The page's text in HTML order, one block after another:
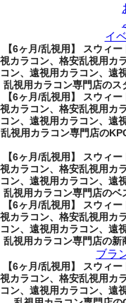
イ
【6ヶ月/乱視用】 スウィ
視カラコン、格安乱視用カ
コン、遠視用カラコン、遠
乱視用カラコン専門店のス
【6ヶ月/乱視用】 スウィ
視カラコン、格安乱視用カ
コン、遠視用カラコン、遠
乱視用カラコン専門店の
【6ヶ月/乱視用】 スウィ
視カラコン、格安乱視用カ
コン、遠視用カラコン、遠
乱視用カラコン専門店のベ
【6ヶ月/乱視用】 スウィ
視カラコン、格安乱視用カ
コン、遠視用カラコン、遠
乱視用カラコン専門店の新
ブラ
【6ヶ月/乱視用】 スウィ
視カラコン、格安乱視用カ
コン、遠視用カラコン、遠